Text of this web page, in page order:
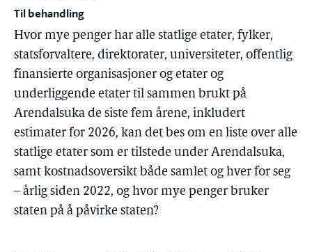
Til behandling
Hvor mye penger har alle statlige etater, fylker,
statsforvaltere, direktorater, universiteter, offentlig
finansierte organisasjoner og etater og
underliggende etater til sammen brukt på
Arendalsuka de siste fem årene, inkludert
estimater for 2026, kan det bes om en liste over alle
statlige etater som er tilstede under Arendalsuka,
samt kostnadsoversikt både samlet og hver for seg
– årlig siden 2022, og hvor mye penger bruker
staten på å påvirke staten?